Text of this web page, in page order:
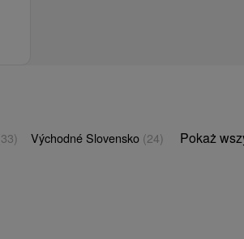
Východné Slovensko (24) Pokaż